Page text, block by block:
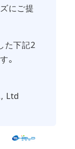
にご提
た下記2
。
Ltd